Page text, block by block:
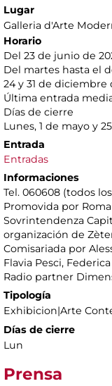
Lugar
Galleria d'Arte
Horario
Del 23 de junio de
Del martes hasta el
24 y 31 de diciembre
Última entrada
Días de cierre
Lunes, 1 de mayo y
Entrada
Entradas
Informaciones
Tel. 060608 (todos
Promovida por
Sovrintendenza
organización de
Comisariada por
Flavia Pesci,
Radio partner
Tipología
Exhibicion|Arte
Días de cierre
Lun
Prensa